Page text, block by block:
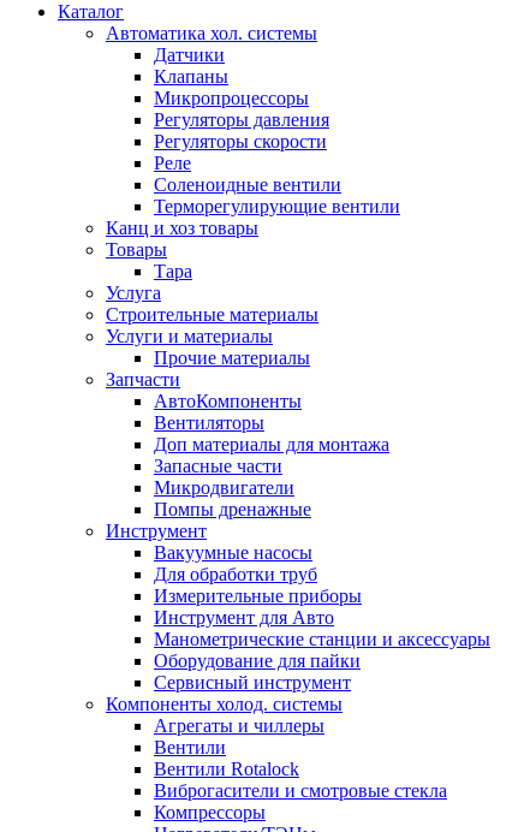
Каталог
Автоматика хол. системы
Датчики
Клапаны
Микропроцессоры
Регуляторы давления
Регуляторы скорости
Реле
Соленоидные вентили
Терморегулирующие вентили
Канц и хоз товары
Товары
Тара
Услуга
Строительные материалы
Услуги и материалы
Прочие материалы
Запчасти
АвтоКомпоненты
Вентиляторы
Доп материалы для монтажа
Запасные части
Микродвигатели
Помпы дренажные
Инструмент
Вакуумные насосы
Для обработки труб
Измерительные приборы
Инструмент для Авто
Манометрические станции и аксессуары
Оборудование для пайки
Сервисный инструмент
Компоненты холод. системы
Агрегаты и чиллеры
Вентили
Вентили Rotalock
Виброгасители и смотровые стекла
Компрессоры